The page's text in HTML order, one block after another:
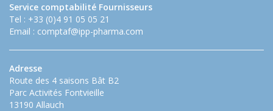
Service comptabilité Fournisseurs
Tel : +33 (0)4 91 05 05 21
Email : comptaf@ipp-pharma.com
Adresse
Route des 4 saisons Bât B2
Parc Activités Fontvieille
13190 Allauch